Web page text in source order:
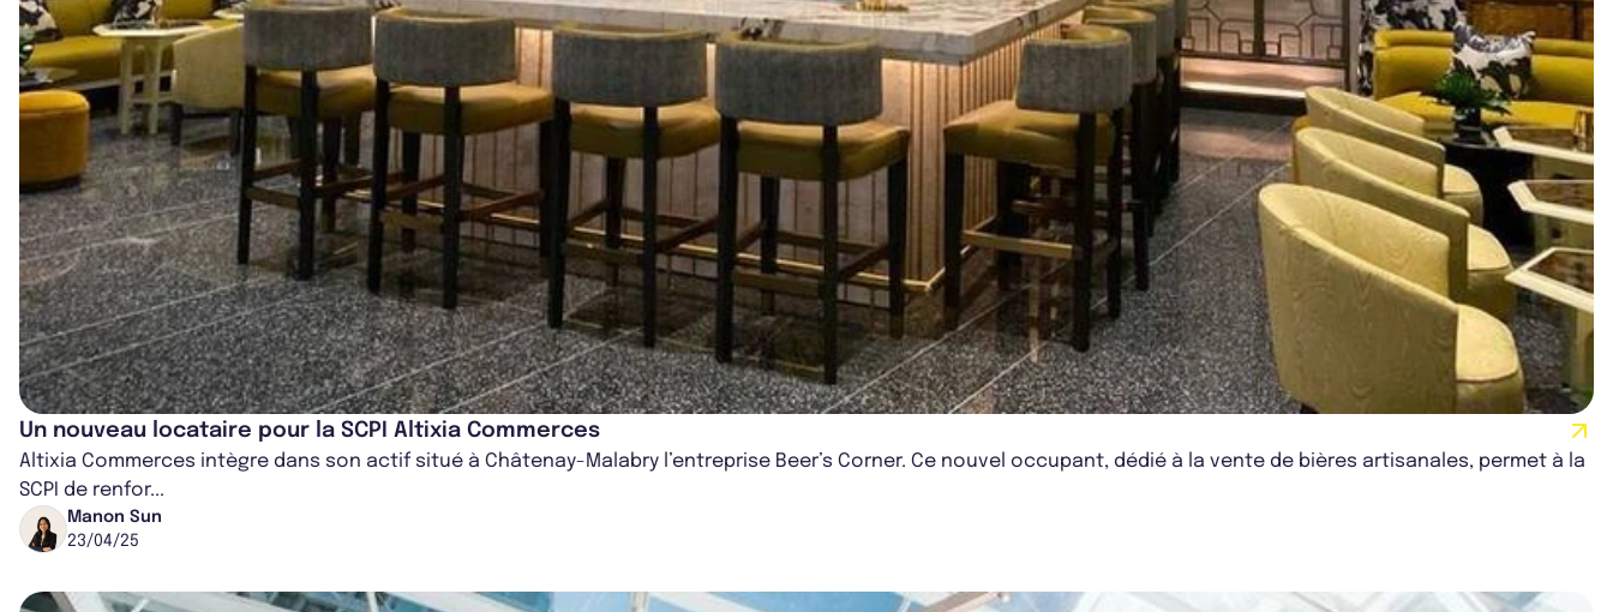
Un nouveau locataire pour la SCPI Altixia Commerces
Altixia Commerces intègre dans son actif situé à Châtenay-Malabry l’entreprise Beer’s Corner. Ce nouvel occupant, dédié à la vente de bières artisanales, permet à la
SCPI de renfor...
Manon Sun
23/04/25